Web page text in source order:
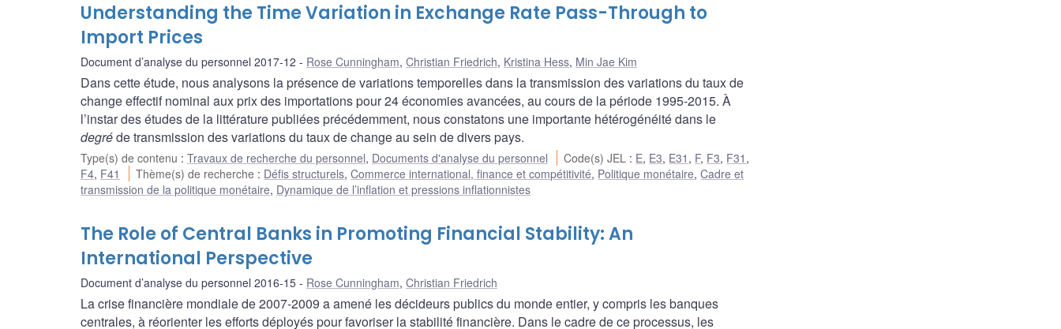
Understanding the Time Variation in Exchange Rate Pass-Through to
Import Prices
Document d’analyse du personnel 2017-12 Rose Cunningham, Christian Friedrich, Kristina Hess, Min Jae Kim
Dans cette étude, nous analysons la présence de variations temporelles dans la transmission des variations du taux de
change effectif nominal aux prix des importations pour 24 économies avancées, au cours de la période 1995-2015. À
l’instar des études de la littérature publiées précédemment, nous constatons une importante hétérogénéité dans le
degréde transmission des variations du taux de change au sein de divers pays.
Type(s) de contenu : Travaux de recherche du personnel, Documents d'analyse du personnel Code(s) JEL : E, E3, E31 , F, F3, F31 ,
F4, F41 Thème(s) de recherche : Défis structurels,Commerce international, finance et compétitivité, Politique monétaire,Cadre et
transmission de la politique monétaire, Dynamique de l’inflation et pressions inflationnistes
The Role of Central Banks in Promoting Financial Stability: An
International Perspective
Document d’analyse du personnel 2016-15 Rose Cunningham, Christian Friedrich
La crise financière mondiale de 2007-2009 a amené les décideurs publics du monde entier, y compris les banques
centrales, à réorienter les efforts déployés pour favoriser la stabilité financière. Dans le cadre de ce processus, les